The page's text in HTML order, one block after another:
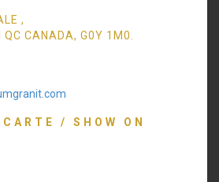
,
CANADA, G0Y 1M0.
/ SHOW ON